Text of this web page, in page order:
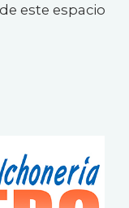
este espacio